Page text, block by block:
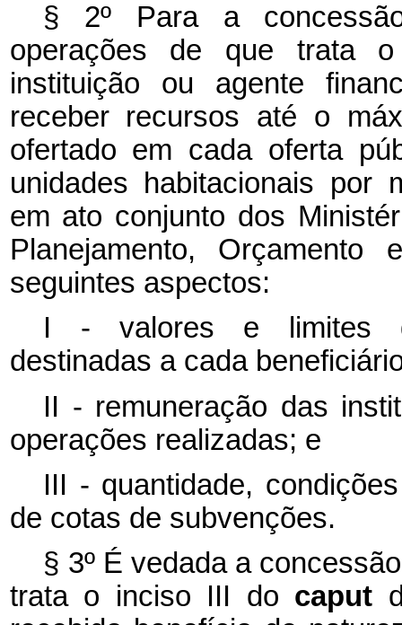
§ 2º Para a
operações de que trata
instituição ou agente
receber recursos até o
ofertado em cada oferta
unidades habitacionais por
em ato conjunto dos
Planejamento,
seguintes aspectos:
I - valores e limites
destinadas a cada
II - remuneração das
operações realizadas; e
III - quantidade,
de cotas de subvenções.
§ 3º É vedada a
trata o inciso III do caput